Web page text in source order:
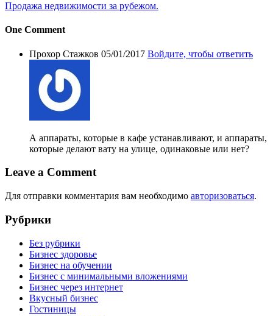
Продажа недвижимости за рубежом.
One Comment
Прохор Стажков 05/01/2017 Войдите, чтобы ответить
А аппараты, которые в кафе устанавливают, и аппараты,
которые делают вату на улице, одинаковые или нет?
Leave a Comment
Для отправки комментария вам необходимо авторизоваться.
Рубрики
Без рубрики
Бизнес здоровье
Бизнес на обучении
Бизнес с минимальными вложениями
Бизнес через интернет
Вкусный бизнес
Гостиницы